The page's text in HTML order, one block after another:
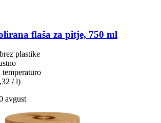
flaša za pitje, 750 ml
plastike
temperaturo
/ l)
avgust